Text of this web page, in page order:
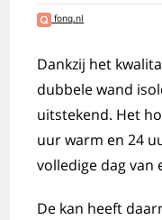
fonq.nl
Dankzij het
dubbele wand
uitstekend. Het
uur warm en 24
volledige dag van
De kan heeft